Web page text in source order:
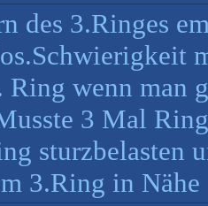
des 3.Ringes
Ring wenn man
3 Mal
sturzbelasten
3.Ring in Nähe